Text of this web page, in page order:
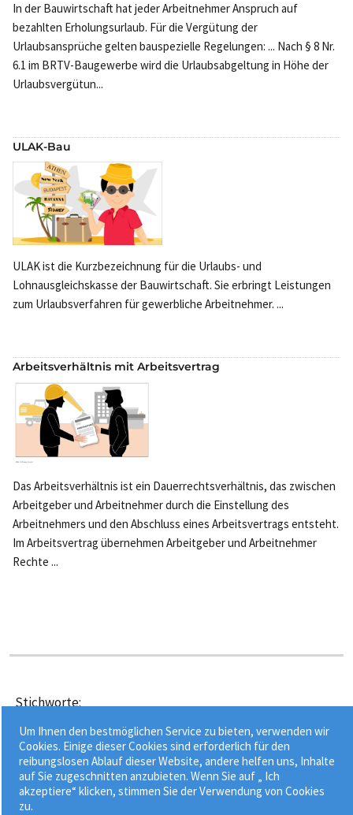
In der Bauwirtschaft hat jeder Arbeitnehmer Anspruch auf
bezahlten Erholungsurlaub. Für die Vergütung der
Urlaubsansprüche gelten bauspezielle Regelungen: ... Nach § 8 Nr.
6.1 im BRTV-Baugewerbe wird die Urlaubsabgeltung in Höhe der
Urlaubsvergütun...
ULAK-Bau
ULAK ist die Kurzbezeichnung für die Urlaubs- und
Lohnausgleichskasse der Bauwirtschaft. Sie erbringt Leistungen
zum Urlaubsverfahren für gewerbliche Arbeitnehmer. ...
Arbeitsverhältnis mit Arbeitsvertrag
Das Arbeitsverhältnis ist ein Dauerrechtsverhältnis, das zwischen
Arbeitgeber und Arbeitnehmer durch die Einstellung des
Arbeitnehmers und den Abschluss eines Arbeitsvertrags entsteht.
Im Arbeitsvertrag übernehmen Arbeitgeber und Arbeitnehmer
Rechte ...
Stichworte:
13. Monatseinkommen im Baugewerbe • Bauhauptgewerbe
•Beitragssätze SOKA-Bau•BRTV•
gewerblicher Arbeitnehmer
Um Ihnen den bestmöglichen Service zu bieten, verwenden wir
Cookies. Einige dieser Cookies sind erforderlich für den
reibungslosen Ablauf dieser Website, andere helfen uns, Inhalte
auf Sie zugeschnitten anzubieten. Wenn Sie auf „ Ich
akzeptiere“ klicken, stimmen Sie der Verwendung von Cookies
zu.